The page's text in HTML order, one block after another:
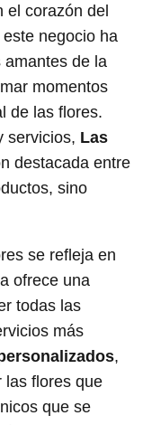
el corazón del
negocio ha
amantes de la
momentos
de las flores.
servicios, Las
destacada entre
sino
se refleja en
ofrece una
todas las
más
,
las flores que
que se